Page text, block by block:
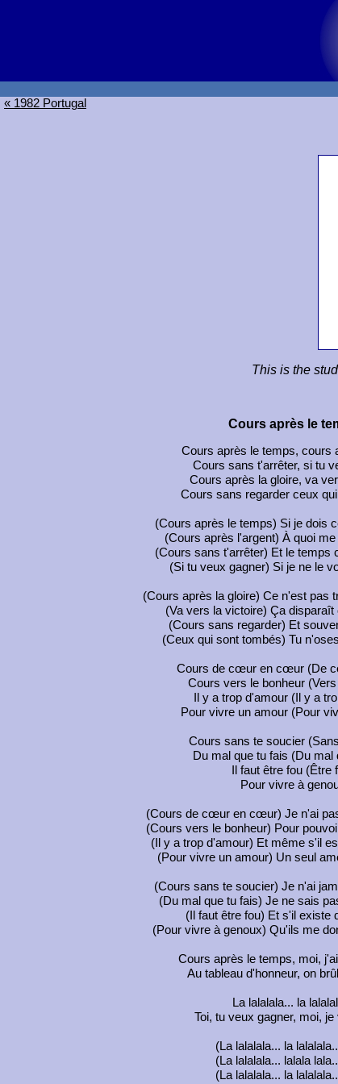
« 1982 Portugal
This is the
Cours après le
Cours après le temps, cours
Cours sans t'arrêter, si tu
Cours après la gloire, va
Cours sans regarder ceux
(Cours après le temps) Si je dois
(Cours après l'argent) À quoi
(Cours sans t'arrêter) Et le temps
(Si tu veux gagner) Si je ne le
(Cours après la gloire) Ce n'est pas
(Va vers la victoire) Ça disparaît
(Cours sans regarder) Et
(Ceux qui sont tombés) Tu
Cours de cœur en cœur (De
Cours vers le bonheur
Il y a trop d'amour (Il y a
Pour vivre un amour (Pour
Cours sans te soucier
Du mal que tu fais (Du mal
Il faut être fou (Être
Pour vivre à
(Cours de cœur en cœur) Je n'ai
(Cours vers le bonheur) Pour
(Il y a trop d'amour) Et même s'il
(Pour vivre un amour) Un seul
(Cours sans te soucier) Je n'ai
(Du mal que tu fais) Je ne sais
(Il faut être fou) Et s'il existe
(Pour vivre à genoux) Qu'ils me
Cours après le temps, moi,
Au tableau d'honneur, on
La lalalala... la
Toi, tu veux gagner, moi,
(La lalalala... la
(La lalalala... lalala
(La lalalala... la